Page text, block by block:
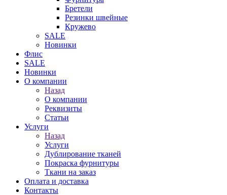
Бретели
Резинки швейные
Кружево
SALE
Новинки
Флис
SALE
Новинки
О компании
Назад
О компании
Реквизиты
Статьи
Услуги
Назад
Услуги
Дублирование тканей
Покраска фурнитуры
Ткани на заказ
Оплата и доставка
Контакты